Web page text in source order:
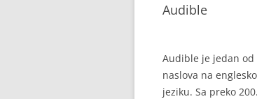
Audible
Audible je jedan od
naslova na
jeziku. Sa preko